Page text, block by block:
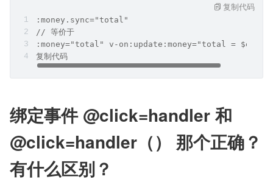
:money.sync="total"
// 等价于
:money="total" v-on:update:money="total =
复制代码
复制代码
绑定事件 @click=handler 和
@click=handler（） 那个正确？
有什么区别？